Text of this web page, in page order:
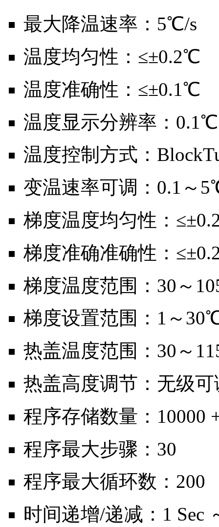
最大降温速率：5℃/s
温度均匀性：≤±0.2℃
温度准确性：≤±0.1℃
温度显示分辨率：0.1℃
温度控制方式：
变温速率可调：0.1～
梯度温度均匀性：
梯度准确准确性：
梯度温度范围：30～
梯度设置范围：1～
热盖温度范围：30～
热盖高度调节：无级可
程序存储数量：10000
程序最大步骤：30
程序最大循环数：200
时间递增/递减：1 Sec